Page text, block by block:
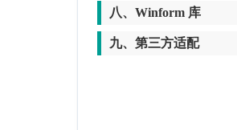
八、Winform 库
九、第三方适配